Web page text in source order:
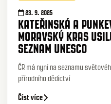
23. 9. 2025
KATEŘINSKÁ A
MORAVSKÝ KRAS
SEZNAM UNESCO
ČR má nyní na seznamu
přírodního dědictví
Číst více